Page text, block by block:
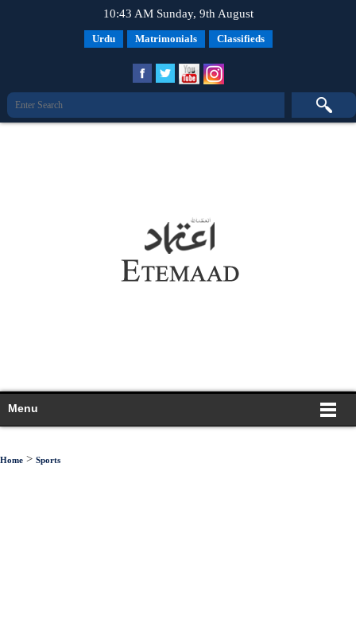
10:43 AM Sunday, 9th August
Urdu Matrimonials Classifieds
Menu
Home > Sports